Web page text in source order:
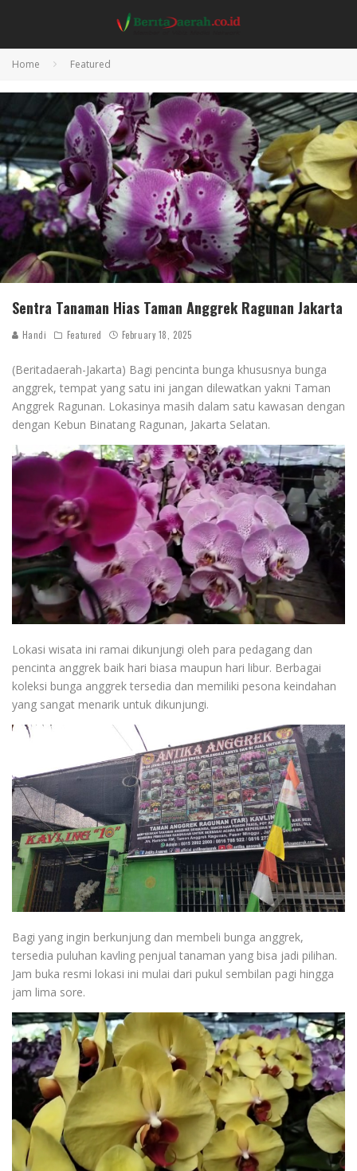
Home Featured
Sentra Tanaman Hias Taman Anggrek Ragunan Jakarta
Handi Featured February 18, 2025
(Beritadaerah-Jakarta) Bagi pencinta bunga khususnya bunga
anggrek, tempat yang satu ini jangan dilewatkan yakni Taman
Anggrek Ragunan. Lokasinya masih dalam satu kawasan dengan
dengan Kebun Binatang Ragunan, Jakarta Selatan.
Lokasi wisata ini ramai dikunjungi oleh para pedagang dan
pencinta anggrek baik hari biasa maupun hari libur. Berbagai
koleksi bunga anggrek tersedia dan memiliki pesona keindahan
yang sangat menarik untuk dikunjungi.
Bagi yang ingin berkunjung dan membeli bunga anggrek,
tersedia puluhan kavling penjual tanaman yang bisa jadi pilihan.
Jam buka resmi lokasi ini mulai dari pukul sembilan pagi hingga
jam lima sore.